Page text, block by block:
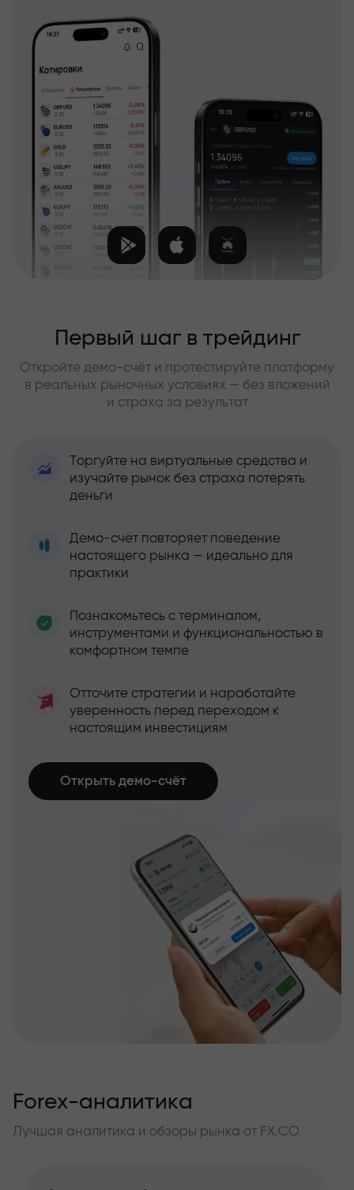
Первый шаг в трейдинг
Откройте демо-счёт и протестируйте платформу
в реальных рыночных условиях — без вложений
и страха за результат
Торгуйте на виртуальные средства и
изучайте рынок без страха потерять
деньги
Демо-счёт повторяет поведение
настоящего рынка — идеально для
практики
Познакомьтесь с терминалом,
инструментами и функциональностью в
комфортном темпе
Отточите стратегии и наработайте
уверенность перед переходом к
настоящим инвестициям
Открыть демо-счёт
Forex-аналитика
Лучшая аналитика и обзоры рынка от FX.CO